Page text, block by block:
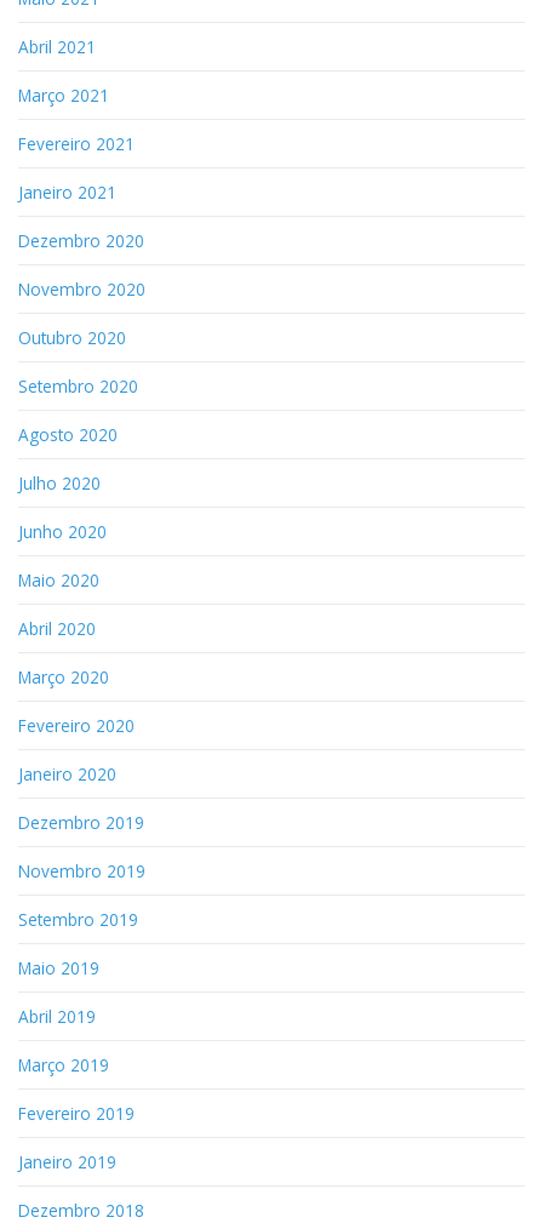
Abril 2021
Março 2021
Fevereiro 2021
Janeiro 2021
Dezembro 2020
Novembro 2020
Outubro 2020
Setembro 2020
Agosto 2020
Julho 2020
Junho 2020
Maio 2020
Abril 2020
Março 2020
Fevereiro 2020
Janeiro 2020
Dezembro 2019
Novembro 2019
Setembro 2019
Maio 2019
Abril 2019
Março 2019
Fevereiro 2019
Janeiro 2019
Dezembro 2018